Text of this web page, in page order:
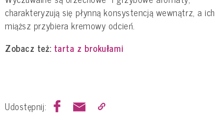
charakteryzują się płynną konsystencją wewnątrz, a ich
miąższ przybiera kremowy odcień.
Zobacz też: tarta z brokułami
Udostępnij: